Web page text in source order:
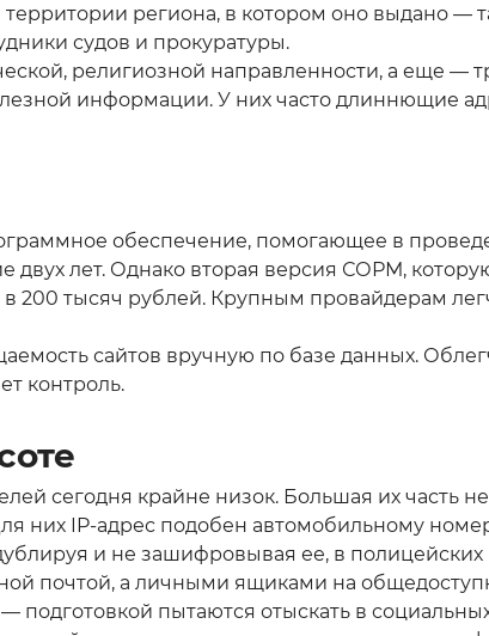
региона, в котором оно выдано —
судов и прокуратуры.
религиозной направленности, а еще —
информации. У них часто длиннющие
обеспечение, помогающее в
лет. Однако вторая версия СОРМ,
200 тысяч рублей. Крупным провайдерам
сайтов вручную по базе данных.
контроль.
сегодня крайне низок. Большая их часть
них IP-адрес подобен автомобильному
и не зашифровывая ее, в
почтой, а личными ящиками на
подготовкой пытаются отыскать в